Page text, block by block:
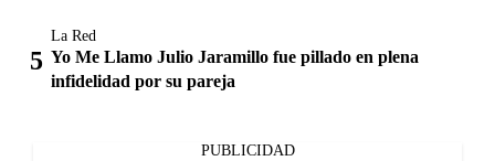
La Red
Yo Me Llamo Julio Jaramillo fue pillado en plena
infidelidad por su pareja
PUBLICIDAD